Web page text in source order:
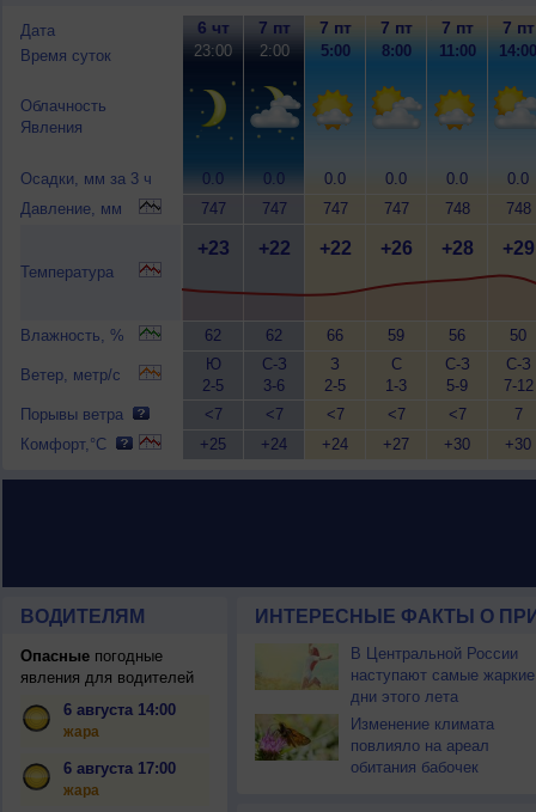
Дата
Время суток
Облачность
Явления
Осадки, мм за 3 ч
Давление, мм
Температура
Влажность, %
Ветер, метр/с
Порывы ветра
Комфорт,°C
6 чт
23:00
0.0
747
+23
62
Ю
2-5
<7
+25
7 пт
2:00
0.0
747
+22
62
С-З
3-6
<7
+24
7 пт
5:00
0.0
747
+22
66
З
2-5
<7
+24
7 пт
8:00
0.0
747
+26
59
С
1-3
<7
+27
7 пт
11:00
0.0
748
+28
56
С-З
5-9
<7
+30
7 пт
14:00
0.0
748
+29
50
С-З
7-12
7
+30
ВОДИТЕЛЯМ
Опасныепогодные
явления для водителей
6 августа 14:00
жара
6 августа 17:00
жара
ИНТЕРЕСНЫЕ ФАКТЫ О
В Центральной России
наступают самые жаркие
дни этого лета
Изменение климата
повлияло на ареал
обитания бабочек